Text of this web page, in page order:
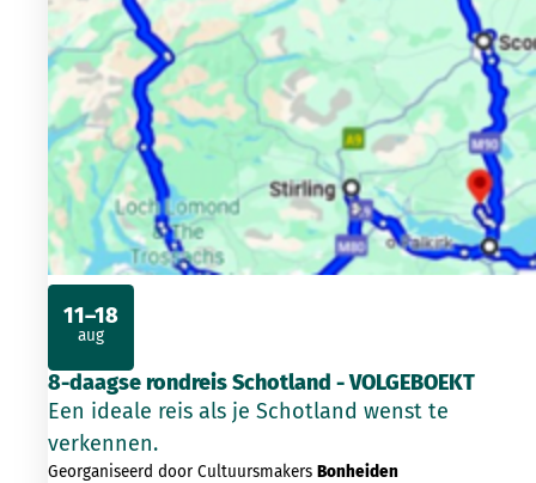
8-daagse rondreis Schotland - VOLGEBOEKT
Een ideale reis als je Schotland wenst te
verkennen.
Georganiseerd door Cultuursmakers Bonheiden
11–18
aug
2026